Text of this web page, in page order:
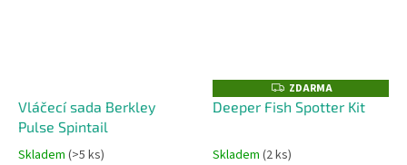
Vláčecí sada Berkley
Pulse Spintail
Skladem (>5 ks)
Z
D
A
A
ZDARMA
Deeper Fish Spotter Kit
Skladem (2 ks)